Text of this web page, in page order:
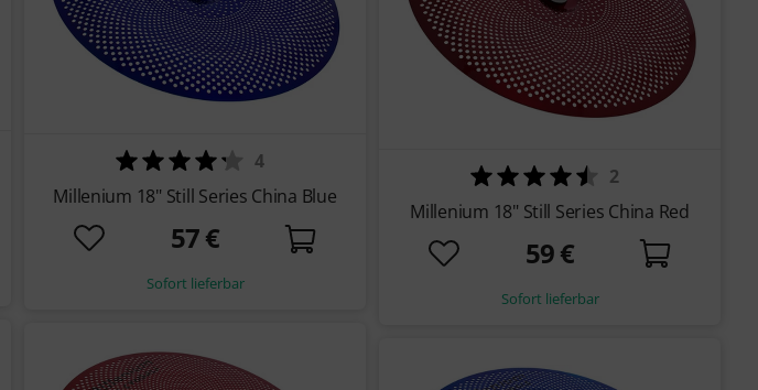
4
Millenium 18" Still Series China Blue
57 €
Sofort lieferbar
2
Millenium 18" Still Series China Red
59 €
Sofort lieferbar